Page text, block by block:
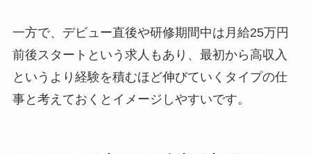
一方で、デビュー直後や研修期間中は月給25万円
前後スタートという求人もあり、最初から高収入
というより経験を積むほど伸びていくタイプの仕
事と考えておくとイメージしやすいです。